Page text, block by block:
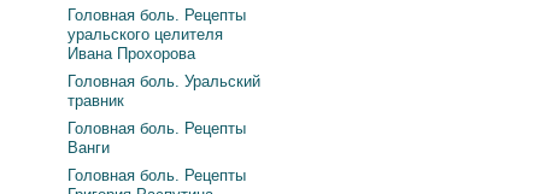
Головная боль. Рецепты
уральского целителя
Ивана Прохорова
Головная боль. Уральский
травник
Головная боль. Рецепты
Ванги
Головная боль. Рецепты